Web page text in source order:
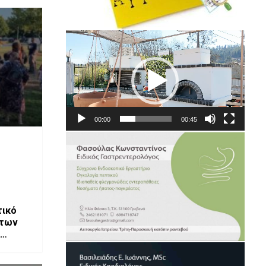
Πρόγραμμα
Αναπαραγωγής
Βίντεο
00:00 00:45